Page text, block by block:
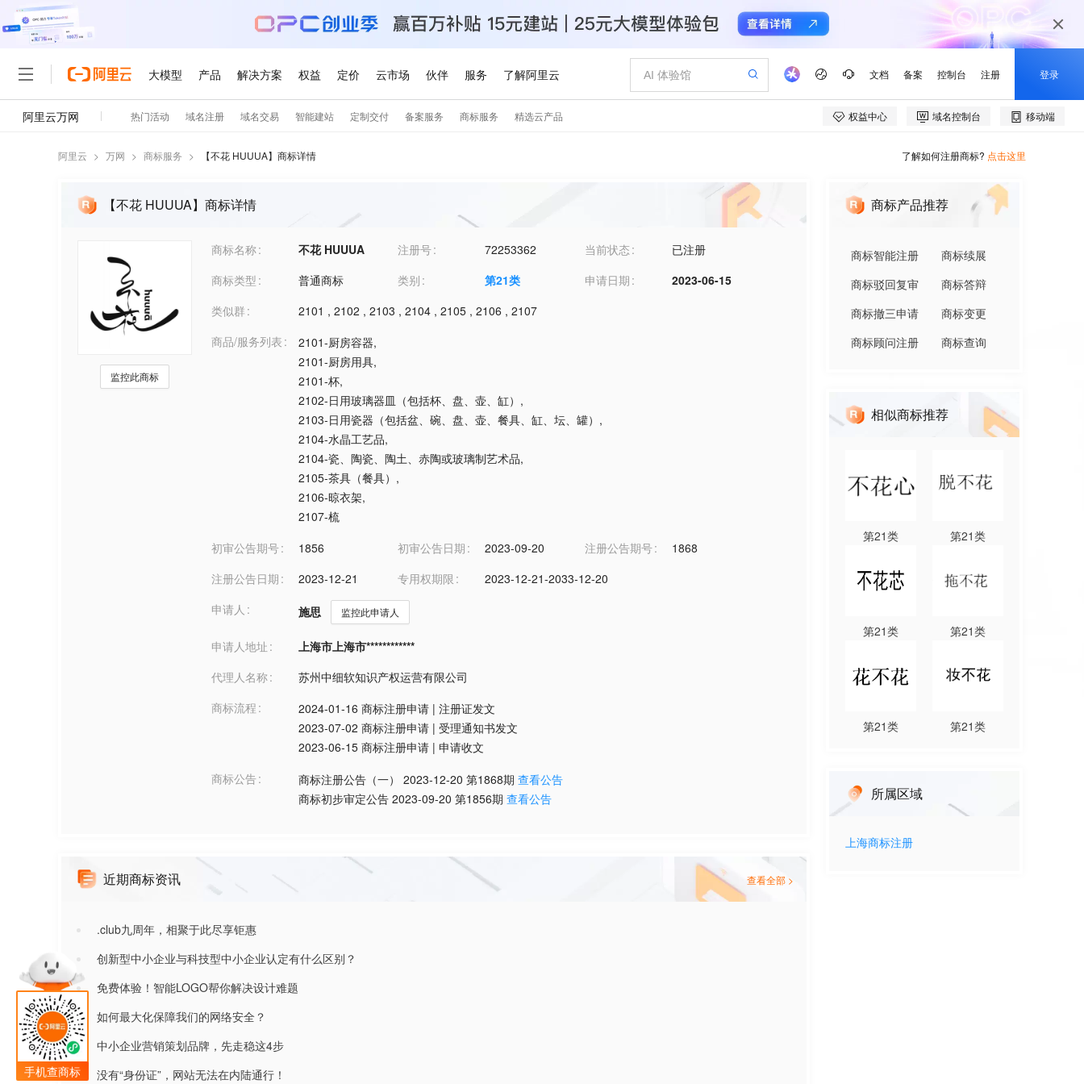
阿里云 > 万网 > 商标服务 > 【不花 HUUUA】商标详情 了解如何注册商标? 点击这里
【不花 HUUUA】商标详情
监控此商标
商标名称 不花 HUUUA 注册号 72253362 当前状态
已注册
商标类型
普通商标 类别 第21类 申请日期
2023-06-15
类似群
2101 , 2102 , 2103 , 2104 , 2105 , 2106 , 2107
商品/服务列表
2101-厨房容器,
2101-厨房用具,
2101-杯,
2102-日用玻璃器皿（包括杯、盘、壶、缸） ,
2103-日用瓷器（包括盆、碗、盘、壶、餐具、缸、坛、罐） ,
2104-水晶工艺品,
2104-瓷、陶瓷、陶土、赤陶或玻璃制艺术品,
2105-茶具（餐具） ,
2106-晾衣架,
2107-梳
初审公告期号
1856 初审公告日期 2023-09-20 注册公告期号
1868
注册公告日期
2023-12-21 专用权期限
2023-12-21-2033-12-20
申请人
施思 监控此申请人
申请人地址
上海市上海市************
代理人名称
苏州中细软知识产权运营有限公司
商标流程
2024-01-16 商标注册申请 | 注册证发文
2023-07-02 商标注册申请 | 受理通知书发文
2023-06-15 商标注册申请 | 申请收文
商标公告
商标注册公告（一） 2023-12-20 第1868期 查看公告
商标初步审定公告 2023-09-20 第1856期 查看公告
近期商标资讯 查看全部 >
.club九周年，相聚于此尽享钜惠
创新型中小企业与科技型中小企业认定有什么区别？
免费体验！智能LOGO帮你解决设计难题
如何最大化保障我们的网络安全？
中小企业营销策划品牌，先走稳这4步
没有“身份证”，网站无法在内陆通行！
商标产品推荐
商标智能注册
商标续展
商标驳回复审
商标答辩
商标撤三申请
商标变更
商标顾问注册
商标查询
相似商标推荐
第21类 第21类
第21类 第21类
第21类 第21类
所属区域
上海商标注册
手机查商标